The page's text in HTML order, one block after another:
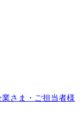
さま・ご担当者様